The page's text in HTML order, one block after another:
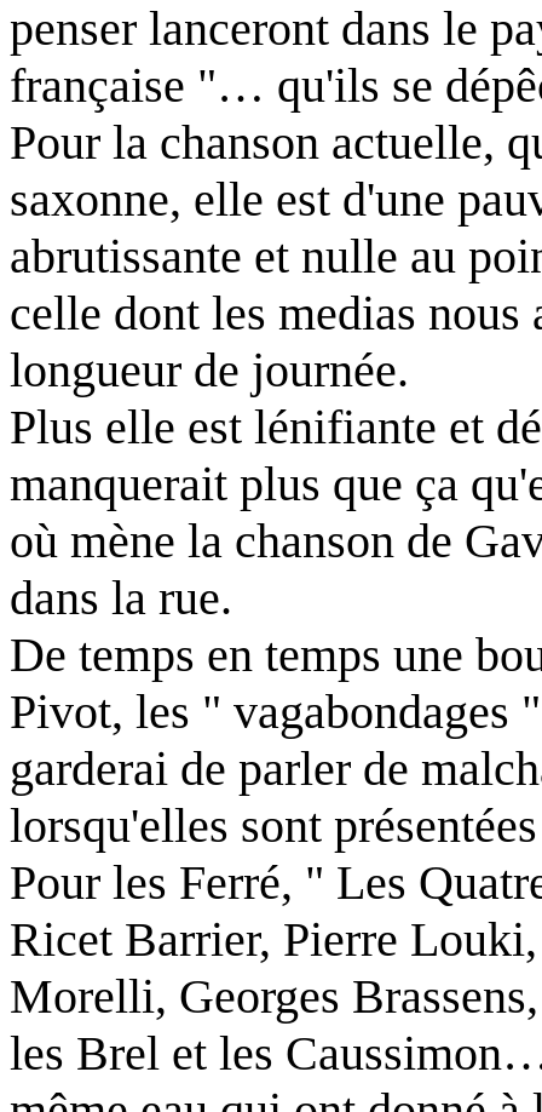
penser lanceront dans le
française "… qu'ils se
Pour la chanson actuelle,
saxonne, elle est d'une
abrutissante et nulle au
celle dont les medias
longueur de journée.
Plus elle est lénifiante et
manquerait plus que ça
où mène la chanson de
dans la rue.
De temps en temps une
Pivot, les "
garderai de parler de
lorsqu'elles sont
Pour les Ferré, " Les
Ricet Barrier, Pierre
Morelli, Georges
les Brel et les